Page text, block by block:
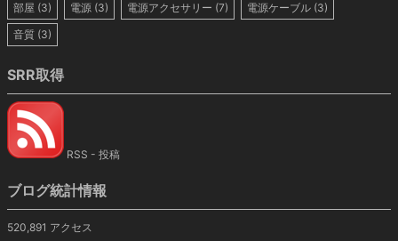
部屋 (3) 電源 (3) 電源アクセサリー (7) 電源ケーブル (3)
音質 (3)
SRR取得
RSS - 投稿
ブログ統計情報
520,891 アクセス